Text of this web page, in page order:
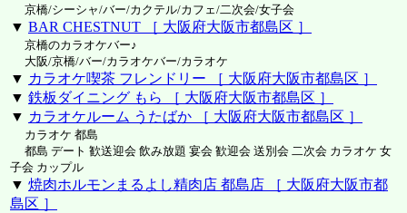
京橋/シーシャ/バー/カクテル/カフェ/二次会/女子会
▼ BAR CHESTNUT ［ 大阪府大阪市都島区 ］
京橋のカラオケバー♪
大阪/京橋/バー/カラオケバー/カラオケ
▼ カラオケ喫茶 フレンドリー ［ 大阪府大阪市都島区 ］
▼ 鉄板ダイニング もら ［ 大阪府大阪市都島区 ］
▼ カラオケルーム うたばか ［ 大阪府大阪市都島区 ］
カラオケ 都島
都島 デート 歓送迎会 飲み放題 宴会 歓迎会 送別会 二次会 カラオケ 女
子会 カップル
▼ 焼肉ホルモンまるよし精肉店 都島店 ［ 大阪府大阪市都
島区 ］